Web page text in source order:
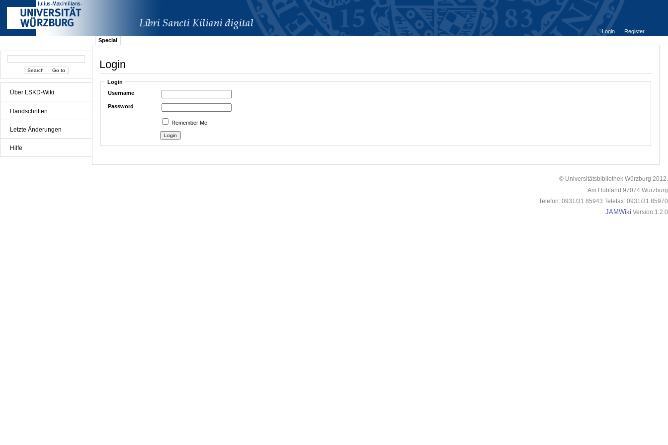
Über LSKD-Wiki
Handschriften
Letzte Änderungen
Hilfe
Login
Register
Special
Login
Login
Username
Password
Remember Me
© Universitätsbibliothek Würzburg 2012.
Am Hubland 97074 Würzburg
Telefon: 0931/31 85943 Telefax: 0931/31 85970
JAMWiki Version 1.2.0